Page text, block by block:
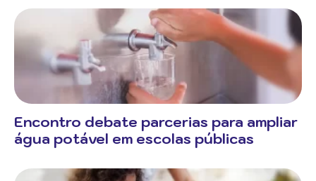
Encontro debate parcerias para ampliar
água potável em escolas públicas